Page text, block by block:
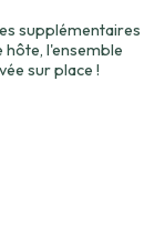
supplémentaires
l'ensemble
sur place !